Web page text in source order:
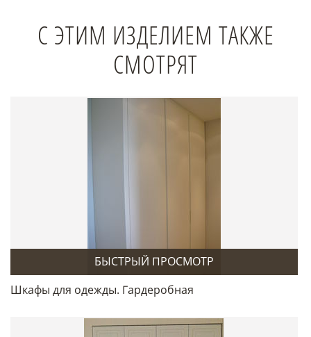
С ЭТИМ ИЗДЕЛИЕМ ТАКЖЕ
СМОТРЯТ
БЫСТРЫЙ ПРОСМОТР
Шкафы для одежды. Гардеробная